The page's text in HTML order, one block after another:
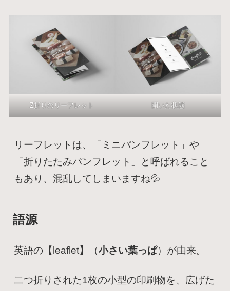
Z折りのリーフレット 開いた状態
リーフレットは、「ミニパンフレット」や
「折りたたみパンフレット」と呼ばれること
もあり、混乱してしまいますね💦
語源
英語の【leaflet】 （小さい葉っぱ） が由来。
二つ折りされた1枚の小型の印刷物を、広げた